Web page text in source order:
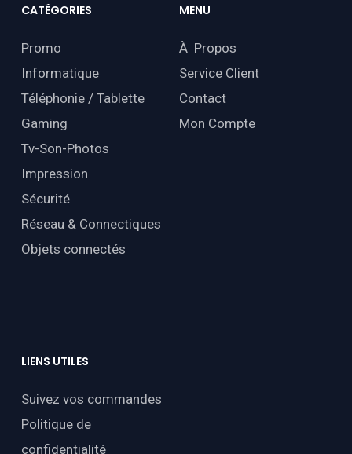
CATÉGORIES
Promo
Informatique
Téléphonie / Tablette
Gaming
Tv-Son-Photos
Impression
Sécurité
Réseau & Connectiques
Objets connectés
MENU
À Propos
Service Client
Contact
Mon Compte
LIENS UTILES
Suivez vos commandes
Politique de
confidentialité